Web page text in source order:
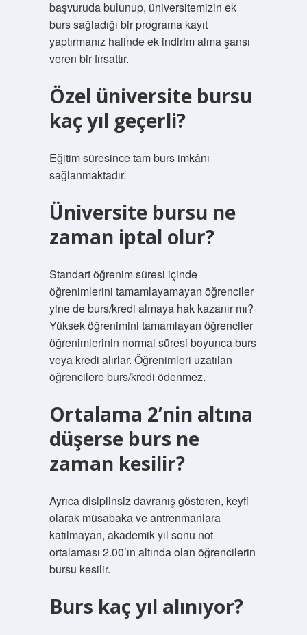
başvuruda bulunup, üniversitemizin ek
burs sağladığı bir programa kayıt
yaptırmanız halinde ek indirim alma şansı
veren bir fırsattır.
Özel üniversite bursu
kaç yıl geçerli?
Eğitim süresince tam burs imkânı
sağlanmaktadır.
Üniversite bursu ne
zaman iptal olur?
Standart öğrenim süresi içinde
öğrenimlerini tamamlayamayan öğrenciler
yine de burs/kredi almaya hak kazanır mı?
Yüksek öğrenimini tamamlayan öğrenciler
öğrenimlerinin normal süresi boyunca burs
veya kredi alırlar. Öğrenimleri uzatılan
öğrencilere burs/kredi ödenmez.
Ortalama 2’nin altına
düşerse burs ne
zaman kesilir?
Ayrıca disiplinsiz davranış gösteren, keyfi
olarak müsabaka ve antrenmanlara
katılmayan, akademik yıl sonu not
ortalaması 2.00’ın altında olan öğrencilerin
bursu kesilir.
Burs kaç yıl alınıyor?